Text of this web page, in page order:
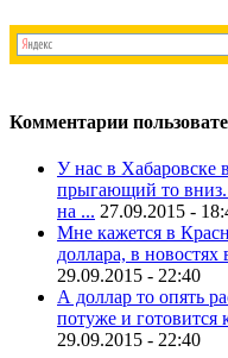
Комментарии
У нас в Хабаровске
прыгающий то вниз.
на ... 27.09.2015 -
Мне кажется в
доллара, в новостях
29.09.2015 - 22:40
А доллар то опять
потуже и готовится
29.09.2015 - 22:40